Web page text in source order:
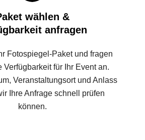
wählen &
anfragen
Fotospiegel-Paket und fragen
Verfügbarkeit für Ihr Event an.
Veranstaltungsort und Anlass
Ihre Anfrage schnell prüfen
können.